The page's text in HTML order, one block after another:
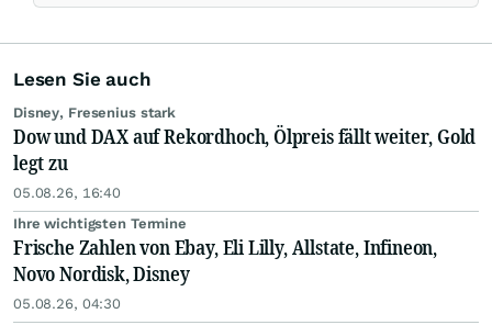
Lesen Sie auch
Disney, Fresenius stark
Dow und DAX auf Rekordhoch, Ölpreis fällt weiter, Gold
legt zu
05.08.26, 16:40
Ihre wichtigsten Termine
Frische Zahlen von Ebay, Eli Lilly, Allstate, Infineon,
Novo Nordisk, Disney
05.08.26, 04:30